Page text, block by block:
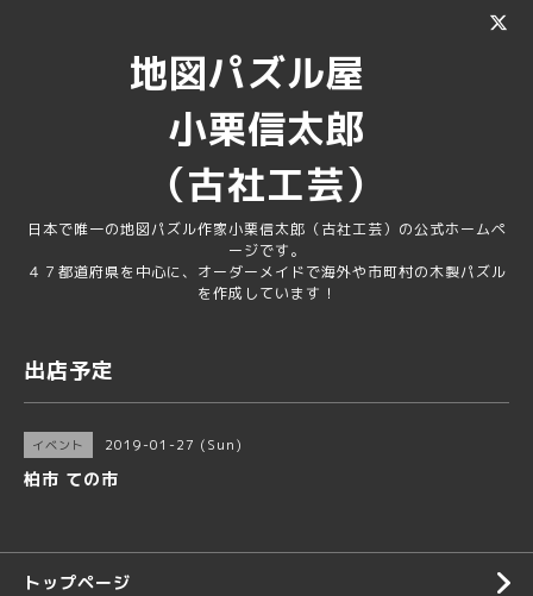
地図パズル屋
小栗信太郎
（古社工芸）
日本で唯一の地図パズル作家小栗信太郎（古社工芸）の公式ホームペ
ージです。
４７都道府県を中心に、オーダーメイドで海外や市町村の木製パズル
を作成しています！
出店予定
イベント 2019-01-27 (Sun)
柏市 ての市
トップページ